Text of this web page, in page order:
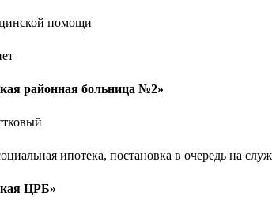
помощи
районная больница №2»
ипотека, постановка в очередь на
ЦРБ»